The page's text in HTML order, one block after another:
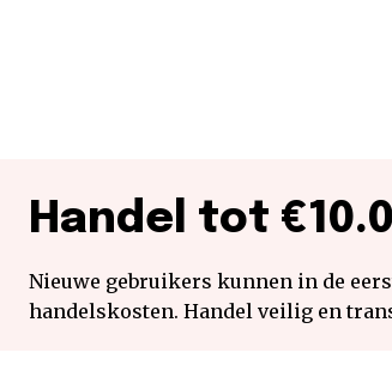
Handel tot
Nieuwe gebruikers kunnen in de
handelskosten. Handel veilig en